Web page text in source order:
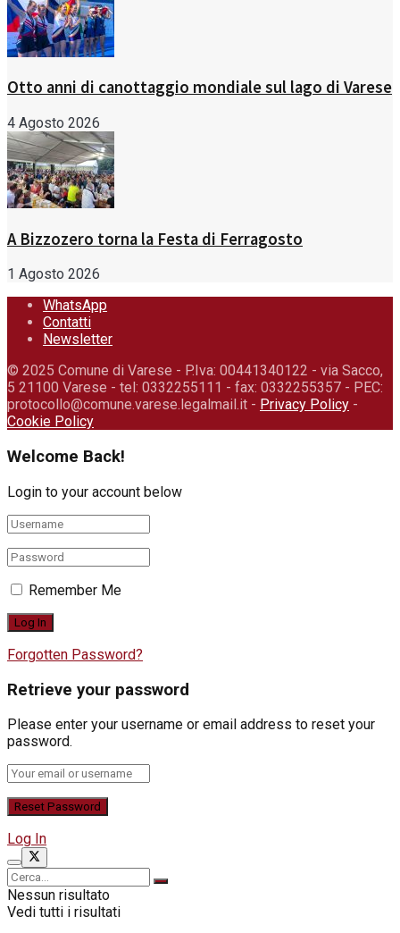
Otto anni di canottaggio mondiale sul lago di Varese
4 Agosto 2026
A Bizzozero torna la Festa di Ferragosto
1 Agosto 2026
WhatsApp
Contatti
Newsletter
© 2025 Comune di Varese - P.Iva: 00441340122 - via Sacco,
5 21100 Varese - tel: 0332255111 - fax: 0332255357 - PEC:
protocollo@comune.varese.legalmail.it - Privacy Policy -
Cookie Policy
Welcome Back!
Login to your account below
Remember Me
Forgotten Password?
Retrieve your password
Please enter your username or email address to reset your
password.
Log In
Nessun risultato
Vedi tutti i risultati